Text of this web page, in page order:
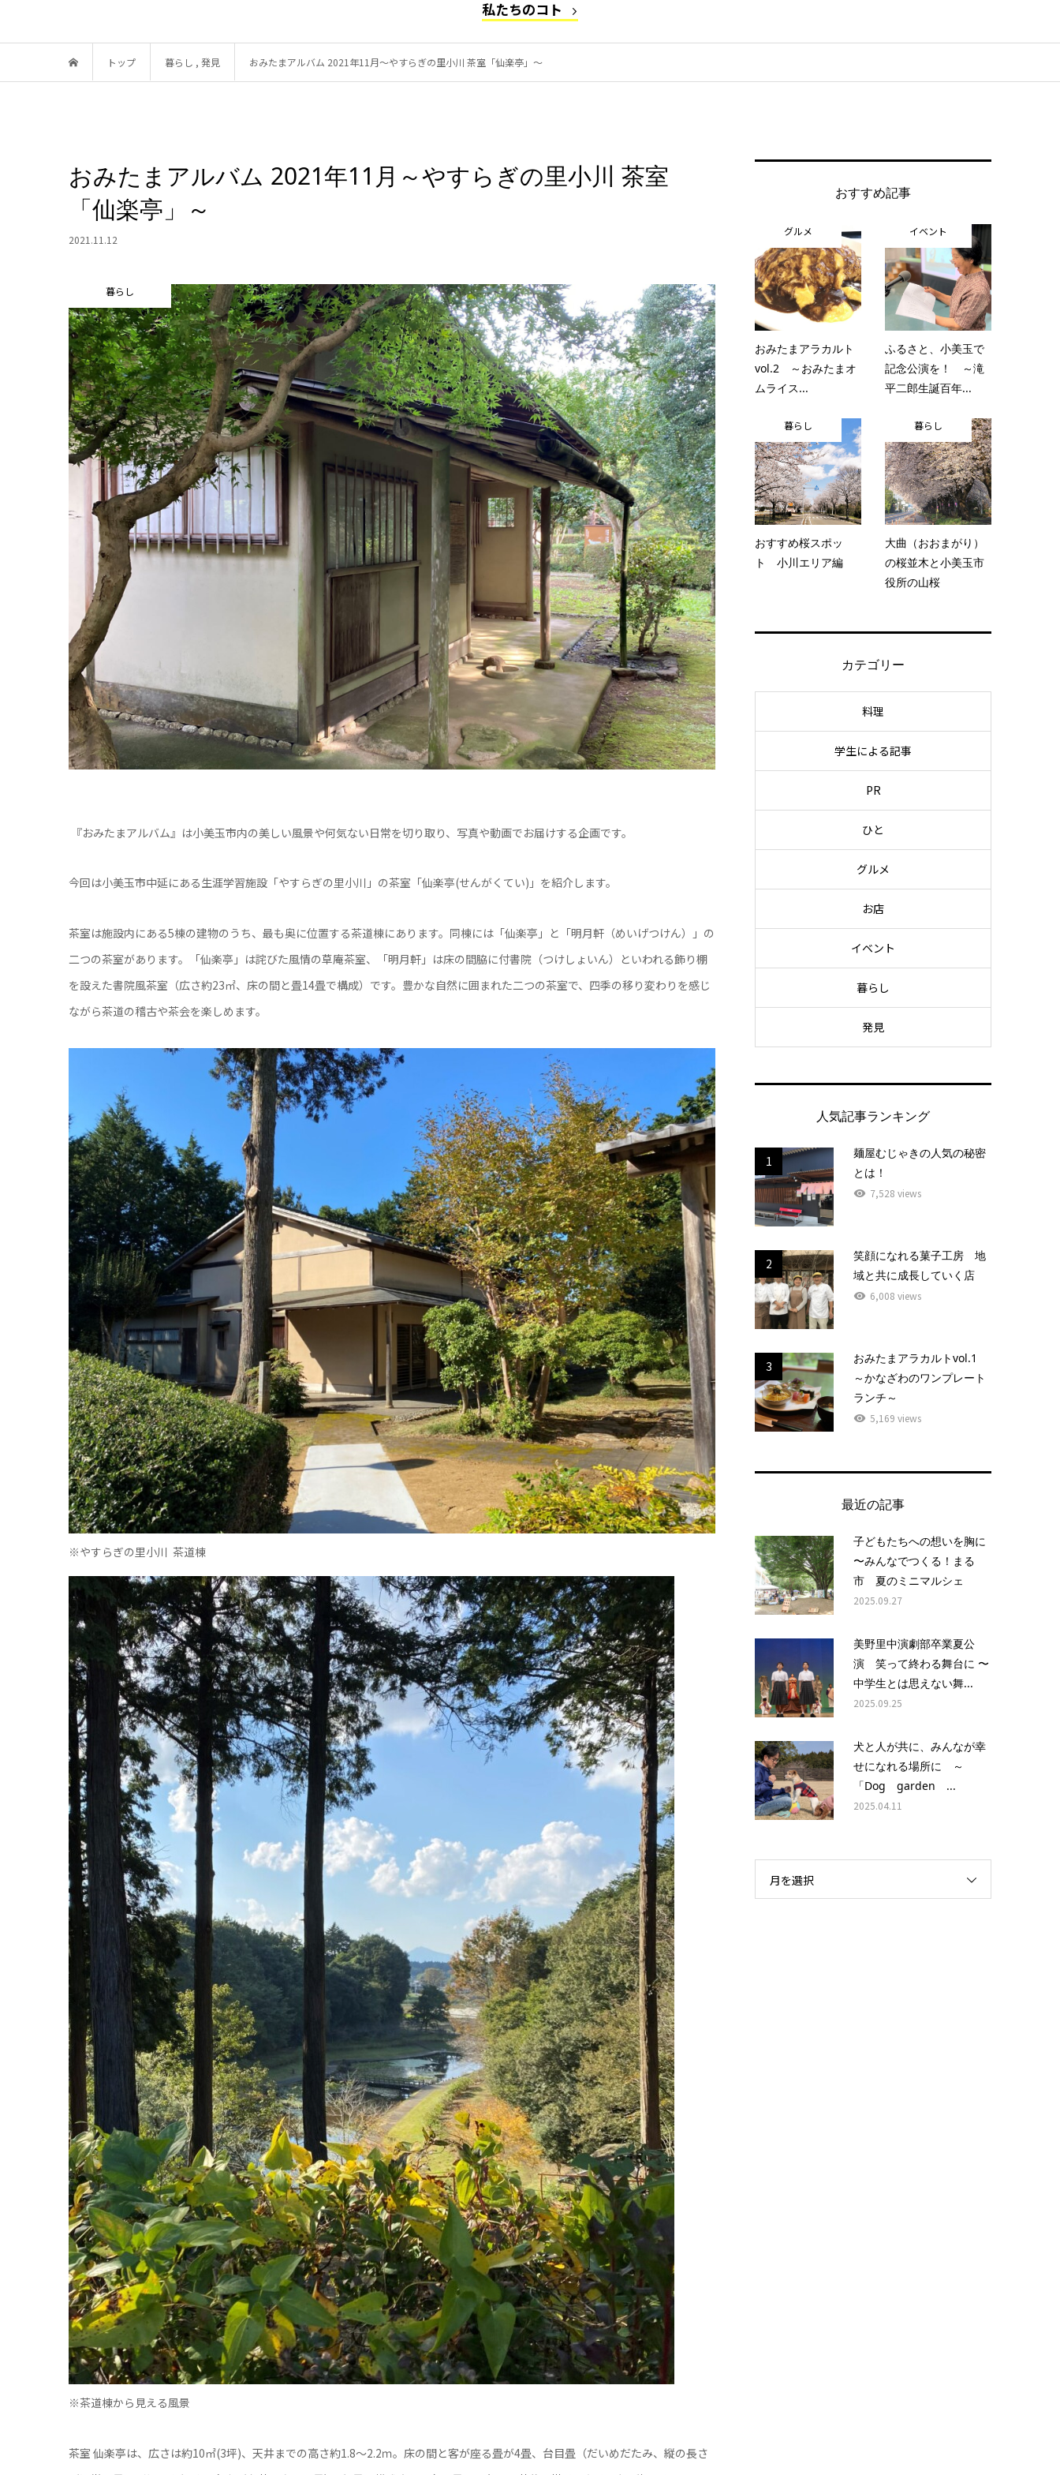
私たちのコト
トップ 暮らし , 発見 おみたまアルバム 2021年11月～やすらぎの里小川 茶室「仙楽亭」～
おみたまアルバム 2021年11月～やすらぎの里小川 茶室
「仙楽亭」～
2021.11.12
暮らし
『おみたまアルバム』は小美玉市内の美しい風景や何気ない日常を切り取り、写真や動画でお届けする企画です。
今回は小美玉市中延にある生涯学習施設「やすらぎの里小川」の茶室「仙楽亭(せんがくてい)」を紹介します。
茶室は施設内にある5棟の建物のうち、最も奥に位置する茶道棟にあります。同棟には「仙楽亭」と「明月軒（めいげつけん）」の
二つの茶室があります。「仙楽亭」は詫びた風情の草庵茶室、「明月軒」は床の間脇に付書院（つけしょいん）といわれる飾り棚
を設えた書院風茶室（広さ約23㎡、床の間と畳14畳で構成）です。豊かな自然に囲まれた二つの茶室で、四季の移り変わりを感じ
ながら茶道の稽古や茶会を楽しめます。
※やすらぎの里小川 茶道棟
※茶道棟から見える風景
茶室 仙楽亭は、広さは約10㎡(3坪)、天井までの高さ約1.8～2.2ｍ。床の間と客が座る畳が4畳、台目畳（だいめだたみ、縦の長さ
おすすめ記事
グルメ
おみたまアラカルト
vol.2 ～おみたまオ
ムライス...
イベント
ふるさと、小美玉で
記念公演を！ ～滝
平二郎生誕百年...
暮らし
おすすめ桜スポッ
ト 小川エリア編
暮らし
大曲（おおまがり）
の桜並木と小美玉市
役所の山桜
カテゴリー
料理
学生による記事
PR
ひと
グルメ
お店
イベント
暮らし
発見
人気記事ランキング
1
麺屋むじゃきの人気の秘密
とは！
7,528 views
2
笑顔になれる菓子工房 地
域と共に成長していく店
6,008 views
3
おみたまアラカルトvol.1
～かなざわのワンプレート
ランチ～
5,169 views
最近の記事
子どもたちへの想いを胸に
〜みんなでつくる！まる
市 夏のミニマルシェ
2025.09.27
美野里中演劇部卒業夏公
演 笑って終わる舞台に 〜
中学生とは思えない舞...
2025.09.25
犬と人が共に、みんなが幸
せになれる場所に ～
「Dog garden ...
2025.04.11
月を選択